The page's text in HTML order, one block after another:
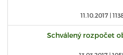
11.10.2017 |
Schválený rozpočet